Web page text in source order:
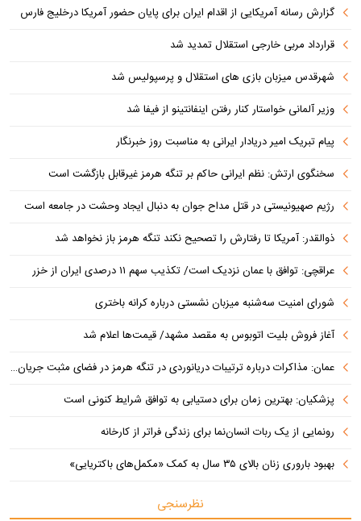
گزارش رسانه آمریکایی از اقدام ایران برای پایان حضور آمریکا درخلیج فارس
قرارداد مربی خارجی استقلال تمدید شد
شهرقدس میزبان بازی های استقلال و پرسپولیس شد
وزیر آلمانی خواستار کنار رفتن اینفانتینو از فیفا شد
پیام تبریک امیر دریادار ایرانی به مناسبت روز خبرنگار
سخنگوی ارتش: نظم ایرانی حاکم بر تنگه هرمز غیرقابل بازگشت است
رژیم صهیونیستی در قتل مداح جوان به دنبال ایجاد وحشت در جامعه است
ذوالقدر: آمریکا تا رفتارش را تصحیح نکند تنگه هرمز باز نخواهد شد
عراقچی: توافق با عمان نزدیک است/ تکذیب سهم ۱۱ درصدی ایران از خزر
شورای امنیت سه‌شنبه میزبان نشستی درباره کرانه باختری
آغاز فروش بلیت اتوبوس به مقصد مشهد/ قیمت‌ها اعلام شد
عمان: مذاکرات درباره ترتیبات دریانوردی در تنگه هرمز در فضای مثبت جریان دارد
پزشکیان‌: بهترین زمان برای دستیابی به توافق شرایط کنونی است
رونمایی از یک ربات انسان‌نما برای زندگی فراتر از کارخانه
بهبود باروری زنان بالای ۳۵ سال به کمک «مکمل‌های باکتریایی»
نظرسنجی